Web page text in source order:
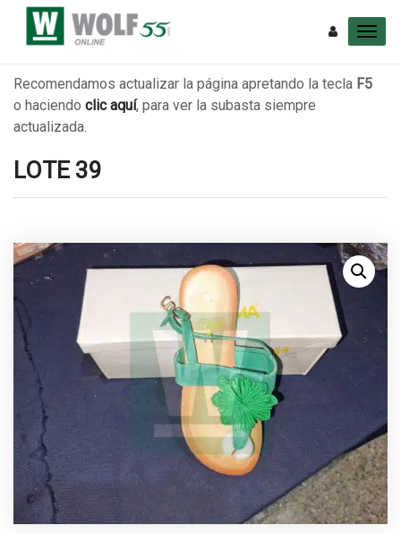
Recomendamos actualizar la página apretando la tecla F5
o haciendo clic aquí, para ver la subasta siempre
actualizada.
LOTE 39